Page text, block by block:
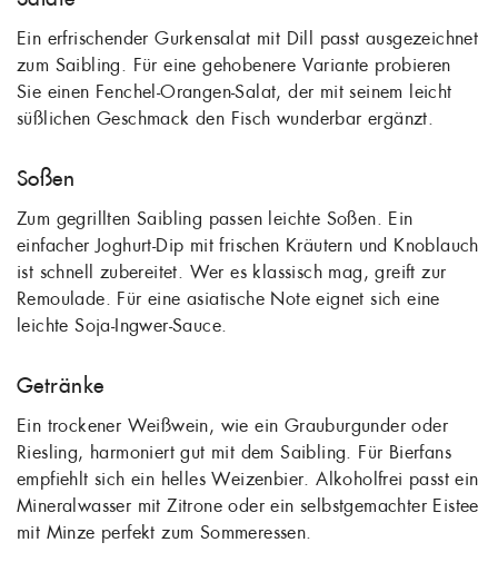
Ein erfrischender Gurkensalat mit Dill passt ausgezeichnet
zum Saibling. Für eine gehobenere Variante probieren
Sie einen Fenchel-Orangen-Salat, der mit seinem leicht
süßlichen Geschmack den Fisch wunderbar ergänzt.
Soßen
Zum gegrillten Saibling passen leichte Soßen. Ein
einfacher Joghurt-Dip mit frischen Kräutern und Knoblauch
ist schnell zubereitet. Wer es klassisch mag, greift zur
Remoulade. Für eine asiatische Note eignet sich eine
leichte Soja-Ingwer-Sauce.
Getränke
Ein trockener Weißwein, wie ein Grauburgunder oder
Riesling, harmoniert gut mit dem Saibling. Für Bierfans
empfiehlt sich ein helles Weizenbier. Alkoholfrei passt ein
Mineralwasser mit Zitrone oder ein selbstgemachter Eistee
mit Minze perfekt zum Sommeressen.